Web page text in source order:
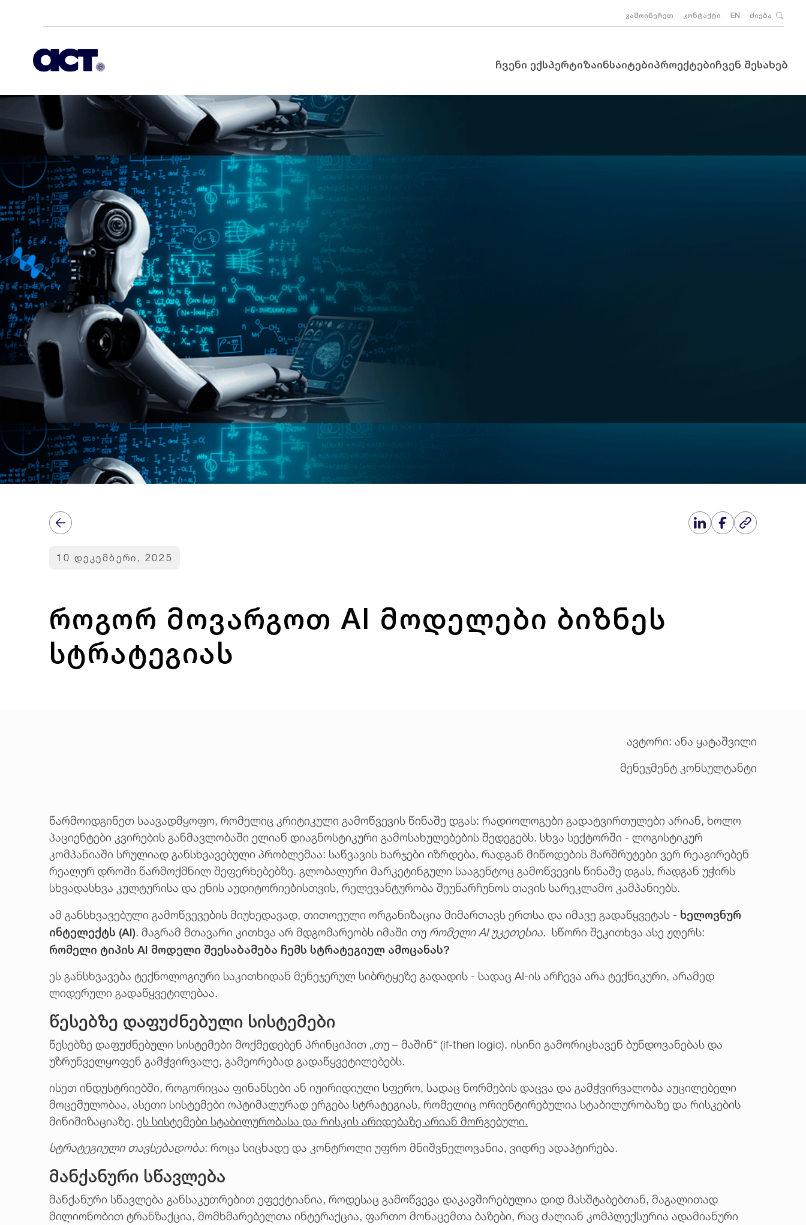
გამოიწერეთ კონტაქტი EN ძიება
ჩვენი ექსპერტიზაინსაიტებიპროექტებიჩვენ შესახებ
10 დეკემბერი, 2025
როგორ მოვარგოთ AI მოდელები ბიზნეს
სტრატეგიას
ავტორი: ანა ყატაშვილი
მენეჯმენტ კონსულტანტი
წარმოიდგინეთ საავადმყოფო, რომელიც კრიტიკული გამოწვევის წინაშე დგას: რადიოლოგები გადატვირთულები არიან, ხოლო
პაციენტები კვირების განმავლობაში ელიან დიაგნოსტიკური გამოსახულებების შედეგებს. სხვა სექტორში - ლოგისტიკურ
კომპანიაში სრულიად განსხვავებული პრობლემაა: საწვავის ხარჯები იზრდება, რადგან მიწოდების მარშრუტები ვერ რეაგირებენ
რეალურ დროში წარმოქმნილ შეფერხებებზე. გლობალური მარკეტინგული სააგენტოც გამოწვევის წინაშე დგას, რადგან უჭირს
სხვადასხვა კულტურისა და ენის აუდიტორიებისთვის, რელევანტურობა შეუნარჩუნოს თავის სარეკლამო კამპანიებს.
ამ განსხვავებული გამოწვევების მიუხედავად, თითოეული ორგანიზაცია მიმართავს ერთსა და იმავე გადაწყვეტას - ხელოვნურ
ინტელექტს (AI). მაგრამ მთავარი კითხვა არ მდგომარეობს იმაში თუ რომელი AI უკეთესია. სწორი შეკითხვა ასე ჟღერს:
რომელი ტიპის AI მოდელი შეესაბამება ჩემს სტრატეგიულ ამოცანას?
ეს განსხვავება ტექნოლოგიური საკითხიდან მენეჯერულ სიბრტყეზე გადადის - სადაც AI-ის არჩევა არა ტექნიკური, არამედ
ლიდერული გადაწყვეტილებაა.
წესებზე დაფუძნებული სისტემები
წესებზე დაფუძნებული სისტემები მოქმედებენ პრინციპით „თუ – მაშინ“ (if-then logic). ისინი გამორიცხავენ ბუნდოვანებას და
უზრუნველყოფენ გამჭვირვალე, გამეორებად გადაწყვეტილებებს.
ისეთ ინდუსტრიებში, როგორიცაა ფინანსები ან იუირიდიული სფერო, სადაც ნორმების დაცვა და გამჭვირვალობა აუცილებელი
მოცემულობაა, ასეთი სისტემები ოპტიმალურად ერგება სტრატეგიას, რომელიც ორიენტირებულია სტაბილურობაზე და რისკების
მინიმიზაციაზე. ეს სისტემები სტაბილურობასა და რისკის არიდებაზე არიან მორგებული.
სტრატეგიული თავსებადობა: როცა სიცხადე და კონტროლი უფრო მნიშვნელოვანია, ვიდრე ადაპტირება.
მანქანური სწავლება
მანქანური სწავლება განსაკუთრებით ეფექტიანია, როდესაც გამოწვევა დაკავშირებულია დიდ მასშტაბებთან, მაგალითად
მილიონობით ტრანზაქცია, მომხმარებელთა ინტერაქცია, ფართო მონაცემთა ბაზები, რაც ძალიან კომპლექსურია ადამიანური